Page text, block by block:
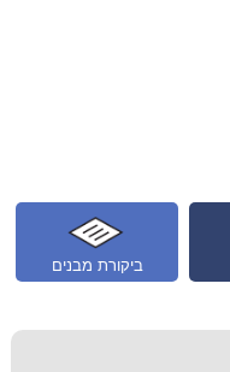
ביקורת מבנים